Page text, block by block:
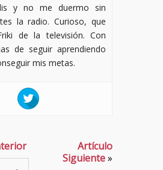
y no me duermo sin
la radio. Curioso, que
de la televisión. Con
de seguir aprendiendo
mis metas.
Artículo
Siguiente»